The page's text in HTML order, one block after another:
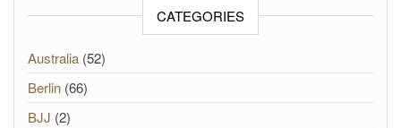
CATEGORIES
Australia (52)
Berlin (66)
BJJ (2)